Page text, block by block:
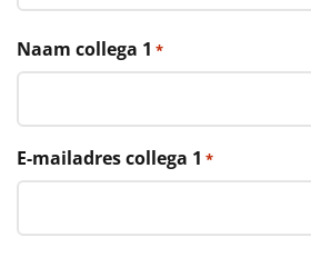
Rituals
Luxe
Mannen
Vrouwen
Duurzaam
Naam collega 1 *
E-mailadres collega 1 *